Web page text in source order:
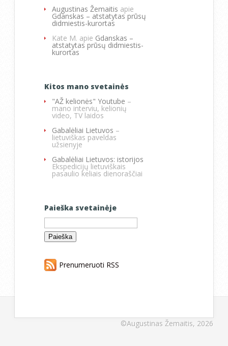
Augustinas Žemaitis apie
Gdanskas – atstatytas prūsų
didmiestis-kurortas
Kate M. apie Gdanskas –
atstatytas prūsų didmiestis-
kurortas
Kitos mano svetainės
"AŽ kelionės" Youtube –
mano interviu, kelionių
video, TV laidos
Gabalėliai Lietuvos –
lietuviškas paveldas
užsienyje
Gabalėliai Lietuvos: istorijos
Ekspedicijų lietuviškais
pasaulio keliais dienoraščiai
Paieška svetainėje
Ieškoti:
Prenumeruoti RSS
©Augustinas Žemaitis, 2026